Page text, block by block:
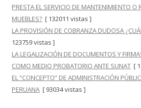
PRESTA EL SERVICIO DE MANTENIMIENTO O
MUEBLES? [ 132011 vistas ]
LA PROVISIÓN DE COBRANZA DUDOSA
123759 vistas ]
LA LEGALIZACIÓN DE DOCUMENTOS Y
COMO MEDIO PROBATORIO ANTE SUNAT [
EL “CONCEPTO” DE ADMINISTRACIÓN
PERUANA [ 93034 vistas ]